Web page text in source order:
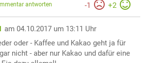
-1 +2
antworten
am 04.10.2017 um 13:11 Uhr
oder - Kaffee und Kakao geht ja für
nicht - aber nur Kakao und dafür eine